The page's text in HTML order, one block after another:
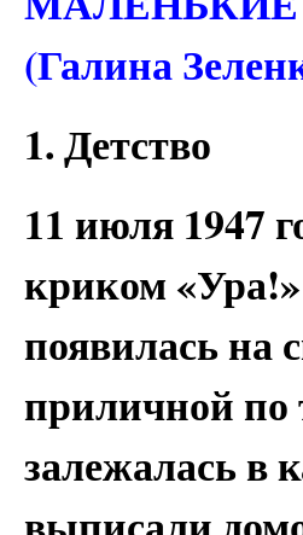
(Галина
1. Детство
11 июля 1947
криком
появилась на
приличной по
залежалась в